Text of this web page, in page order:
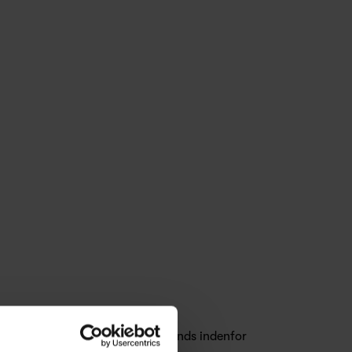
er et af landets største brands indenfor